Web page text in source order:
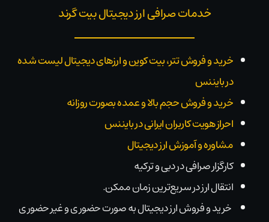
خدمات صرافی ارز دیجیتال بیت گرند
خرید و فروش تتر، بیت کوین و ارزهای دیجیتال لیست شده
در بایننس
خرید و فروش حجم بالا و عمده بصورت روزانه
احراز هویت کاربران ایرانی در بایننس
مشاوره و آموزش ارز دیجیتال
کارگزار صرافی در دبی و ترکیه
انتقال ارز در سریع‌ترین زمان ممکن.
خرید و فروش ارز دیجیتال به صورت حضوری و غیر حضوری